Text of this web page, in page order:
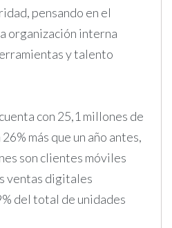
pensando en el
organización interna
y talento
con 25,1 millones de
más que un año antes,
son clientes móviles
ventas digitales
del total de unidades